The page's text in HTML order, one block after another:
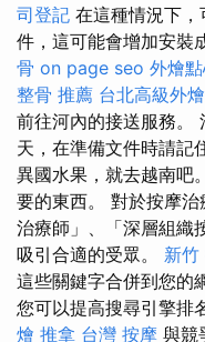
司登記 在這種情況下
件，這可能會增加安裝
骨 on page seo 外燴
整骨 推薦 台北高級外燴
前往河內的接送服務。
天，在準備文件時請記
異國水果，就去越南吧
要的東西。 對於按摩
治療師」、「深層組織
吸引合適的受眾。 新竹
這些關鍵字合併到您的
您可以提高搜尋引擎排
燴 推拿 台灣 按摩 與競